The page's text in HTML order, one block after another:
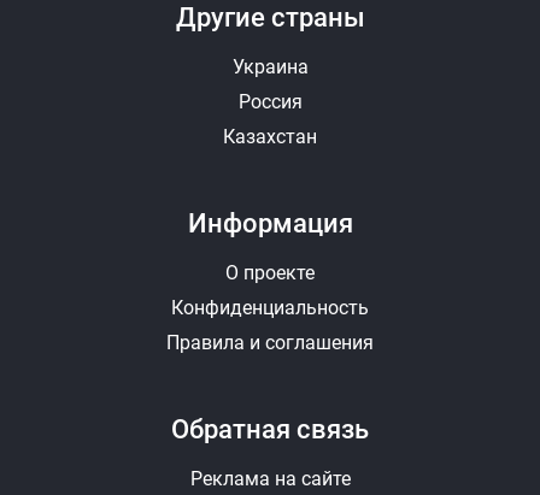
Другие страны
Украина
Россия
Казахстан
Информация
О проекте
Конфиденциальность
Правила и соглашения
Обратная связь
Реклама на сайте